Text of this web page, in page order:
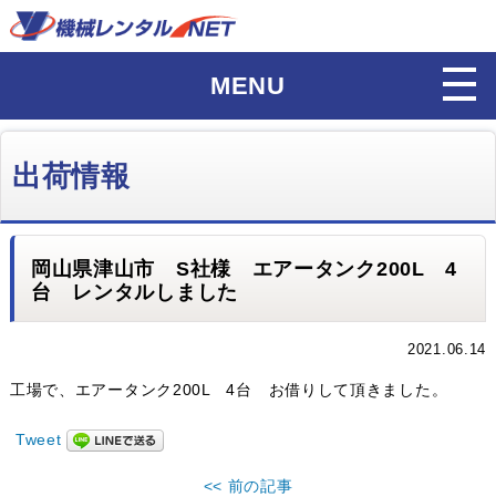
MENU
出荷情報
岡山県津山市 S社様 エアータンク200L 4
台 レンタルしました
2021.06.14
工場で、エアータンク200L 4台 お借りして頂きました。
Tweet
<< 前の記事